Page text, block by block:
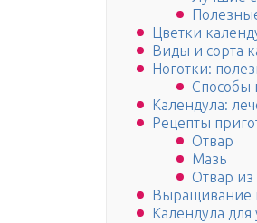
Цветки
Виды и сорта
Ноготки:
Способы
Календула:
Рецепты
Отвар
Мазь
Отвар из
Выращивание
Календула для